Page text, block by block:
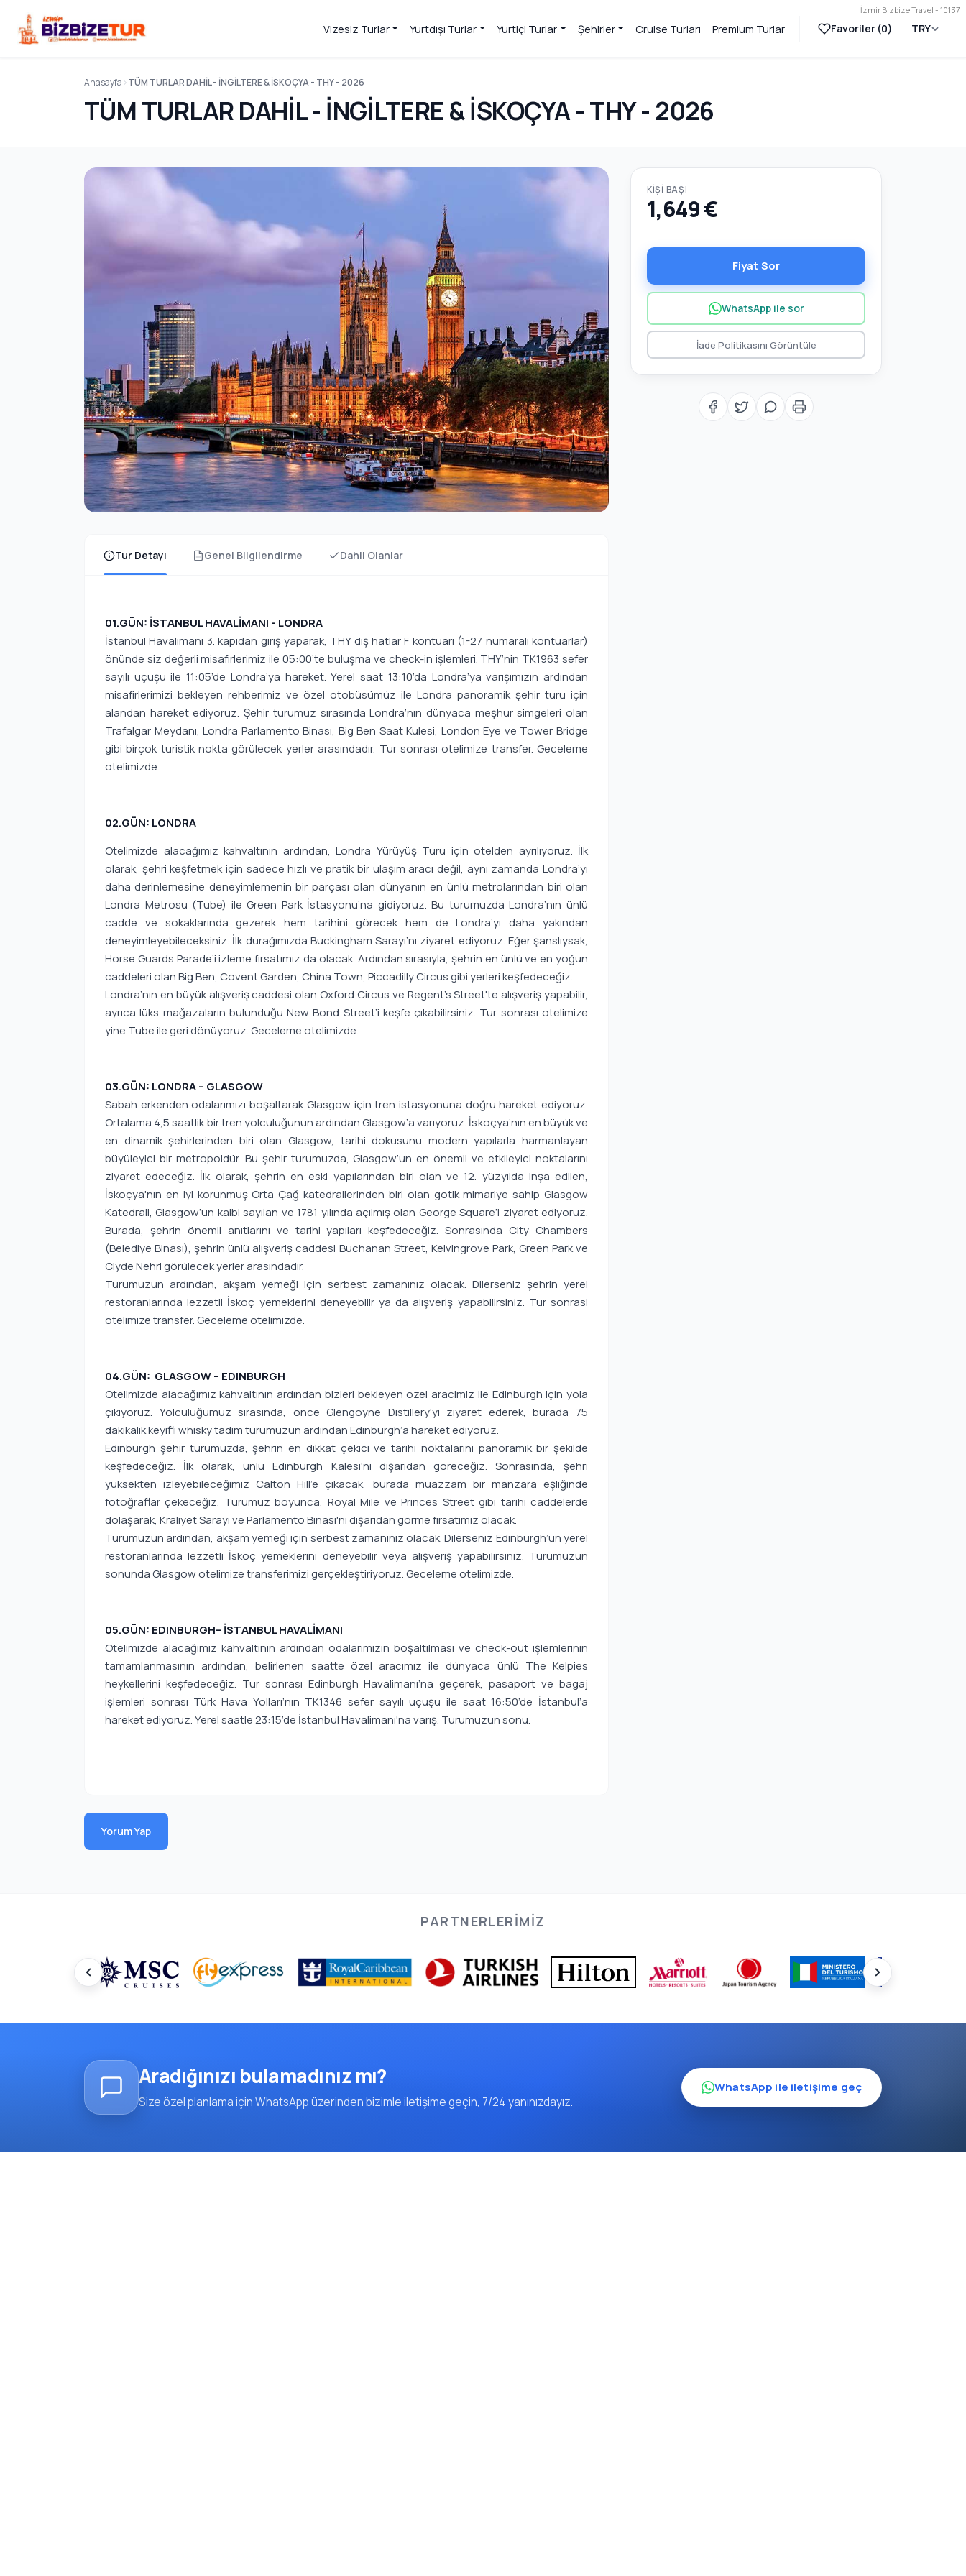
İzmir Bizbize Travel - 10137
Vizesiz Turlar Yurtdışı Turlar Yurtiçi Turlar Şehirler Cruise Turları Premium Turlar Favoriler (0) TRY
Anasayfa TÜM TURLAR DAHİL - İNGİLTERE & İSKOÇYA - THY - 2026
TÜM TURLAR DAHİL - İNGİLTERE & İSKOÇYA - THY - 2026
Tur Detayı Genel Bilgilendirme Dahil Olanlar
01.GÜN: İSTANBUL HAVALİMANI - LONDRA
İstanbul Havalimanı 3. kapıdan giriş yaparak, THY dış hatlar F kontuarı (1-27 numaralı kontuarlar)
önünde siz değerli misafirlerimiz ile 05:00’te buluşma ve check-in işlemleri. THY’nin TK1963 sefer
sayılı uçuşu ile 11:05’de Londra’ya hareket. Yerel saat 13:10’da Londra’ya varışımızın ardından
misafirlerimizi bekleyen rehberimiz ve özel otobüsümüz ile Londra panoramik şehir turu için
alandan hareket ediyoruz. Şehir turumuz sırasında Londra’nın dünyaca meşhur simgeleri olan
Trafalgar Meydanı, Londra Parlamento Binası, Big Ben Saat Kulesi, London Eye ve Tower Bridge
gibi birçok turistik nokta görülecek yerler arasındadır. Tur sonrası otelimize transfer. Geceleme
otelimizde.
02.GÜN: LONDRA
Otelimizde alacağımız kahvaltının ardından, Londra Yürüyüş Turu için otelden ayrılıyoruz. İlk
olarak, şehri keşfetmek için sadece hızlı ve pratik bir ulaşım aracı değil, aynı zamanda Londra’yı
daha derinlemesine deneyimlemenin bir parçası olan dünyanın en ünlü metrolarından biri olan
Londra Metrosu (Tube) ile Green Park İstasyonu’na gidiyoruz. Bu turumuzda Londra’nın ünlü
cadde ve sokaklarında gezerek hem tarihini görecek hem de Londra’yı daha yakından
deneyimleyebileceksiniz. İlk durağımızda Buckingham Sarayı’nı ziyaret ediyoruz. Eğer şanslıysak,
Horse Guards Parade’i izleme fırsatımız da olacak. Ardından sırasıyla, şehrin en ünlü ve en yoğun
caddeleri olan Big Ben, Covent Garden, China Town, Piccadilly Circus gibi yerleri keşfedeceğiz.
Londra’nın en büyük alışveriş caddesi olan Oxford Circus ve Regent’s Street'te alışveriş yapabilir,
ayrıca lüks mağazaların bulunduğu New Bond Street’i keşfe çıkabilirsiniz. Tur sonrası otelimize
yine Tube ile geri dönüyoruz. Geceleme otelimizde.
03.GÜN: LONDRA – GLASGOW
Sabah erkenden odalarımızı boşaltarak Glasgow için tren istasyonuna doğru hareket ediyoruz.
Ortalama 4,5 saatlik bir tren yolculuğunun ardından Glasgow’a varıyoruz. İskoçya’nın en büyük ve
en dinamik şehirlerinden biri olan Glasgow, tarihi dokusunu modern yapılarla harmanlayan
büyüleyici bir metropoldür. Bu şehir turumuzda, Glasgow’un en önemli ve etkileyici noktalarını
ziyaret edeceğiz. İlk olarak, şehrin en eski yapılarından biri olan ve 12. yüzyılda inşa edilen,
İskoçya'nın en iyi korunmuş Orta Çağ katedrallerinden biri olan gotik mimariye sahip Glasgow
Katedrali, Glasgow’un kalbi sayılan ve 1781 yılında açılmış olan George Square’i ziyaret ediyoruz.
Burada, şehrin önemli anıtlarını ve tarihi yapıları keşfedeceğiz. Sonrasında City Chambers
(Belediye Binası), şehrin ünlü alışveriş caddesi Buchanan Street, Kelvingrove Park, Green Park ve
Clyde Nehri görülecek yerler arasındadır.
Turumuzun ardından, akşam yemeği için serbest zamanınız olacak. Dilerseniz şehrin yerel
restoranlarında lezzetli İskoç yemeklerini deneyebilir ya da alışveriş yapabilirsiniz. Tur sonrasi
otelimize transfer. Geceleme otelimizde.
04.GÜN: GLASGOW – EDINBURGH
Otelimizde alacağımız kahvaltının ardından bizleri bekleyen ozel aracimiz ile Edinburgh için yola
çıkıyoruz. Yolculuğumuz sırasında, önce Glengoyne Distillery'yi ziyaret ederek, burada 75
dakikalık keyifli whisky tadim turumuzun ardından Edinburgh’a hareket ediyoruz.
Edinburgh şehir turumuzda, şehrin en dikkat çekici ve tarihi noktalarını panoramik bir şekilde
keşfedeceğiz. İlk olarak, ünlü Edinburgh Kalesi'ni dışarıdan göreceğiz. Sonrasında, şehri
yüksekten izleyebileceğimiz Calton Hill'e çıkacak, burada muazzam bir manzara eşliğinde
fotoğraflar çekeceğiz. Turumuz boyunca, Royal Mile ve Princes Street gibi tarihi caddelerde
dolaşarak, Kraliyet Sarayı ve Parlamento Binası'nı dışarıdan görme fırsatımız olacak.
Turumuzun ardından, akşam yemeği için serbest zamanınız olacak. Dilerseniz Edinburgh’un yerel
restoranlarında lezzetli İskoç yemeklerini deneyebilir veya alışveriş yapabilirsiniz. Turumuzun
sonunda Glasgow otelimize transferimizi gerçekleştiriyoruz. Geceleme otelimizde.
05.GÜN: EDINBURGH– İSTANBUL HAVALİMANI
Otelimizde alacağımız kahvaltının ardından odalarımızın boşaltılması ve check-out işlemlerinin
tamamlanmasının ardından, belirlenen saatte özel aracımız ile dünyaca ünlü The Kelpies
heykellerini keşfedeceğiz. Tur sonrası Edinburgh Havalimanı’na geçerek, pasaport ve bagaj
işlemleri sonrası Türk Hava Yolları’nın TK1346 sefer sayılı uçuşu ile saat 16:50’de İstanbul’a
hareket ediyoruz. Yerel saatle 23:15’de İstanbul Havalimanı'na varış. Turumuzun sonu.
Yorum Yap
KIŞI BAŞI
1,649 €
Fiyat Sor
WhatsApp ile sor
İade Politikasını Görüntüle
PARTNERLERIMIZ
Aradığınızı bulamadınız mı?
Size özel planlama için WhatsApp üzerinden bizimle iletişime geçin, 7/24 yanınızdayız.
WhatsApp ile iletişime geç